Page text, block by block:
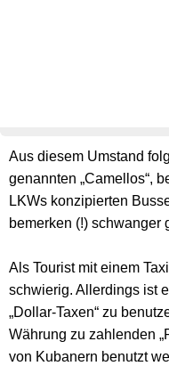
Aus diesem Umstand
genannten „Camellos“,
LKWs konzipierten
bemerken (!) schwanger
Als Tourist mit einem
schwierig. Allerdings ist
„Dollar-Taxen“ zu
Währung zu zahlenden
von Kubanern benutzt